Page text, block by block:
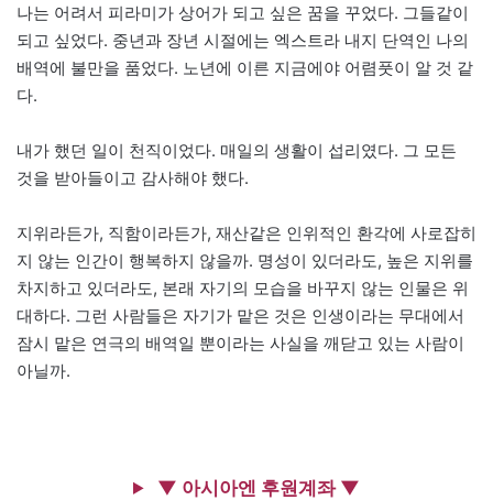
나는 어려서 피라미가 상어가 되고 싶은 꿈을 꾸었다. 그들같이
되고 싶었다. 중년과 장년 시절에는 엑스트라 내지 단역인 나의
배역에 불만을 품었다. 노년에 이른 지금에야 어렴풋이 알 것 같
다.
내가 했던 일이 천직이었다. 매일의 생활이 섭리였다. 그 모든
것을 받아들이고 감사해야 했다.
지위라든가, 직함이라든가, 재산같은 인위적인 환각에 사로잡히
지 않는 인간이 행복하지 않을까. 명성이 있더라도, 높은 지위를
차지하고 있더라도, 본래 자기의 모습을 바꾸지 않는 인물은 위
대하다. 그런 사람들은 자기가 맡은 것은 인생이라는 무대에서
잠시 맡은 연극의 배역일 뿐이라는 사실을 깨닫고 있는 사람이
아닐까.
▼ 아시아엔 후원계좌 ▼